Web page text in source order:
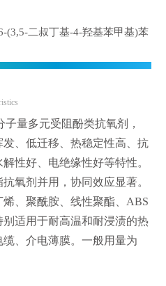
(3,5-二叔丁基-4-羟基苯甲基)苯
量多元受阻酚类抗氧剂，
、低迁移、热稳定性高、抗
性好、电绝缘性好等特性。
氧剂并用，协同效应显著。
、聚酰胺、线性聚酯、ABS
适用于耐高温和耐浸渍的热
、介电薄膜。一般用量为